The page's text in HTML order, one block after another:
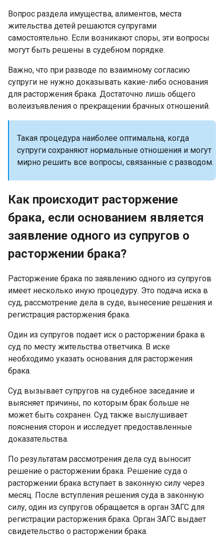
Вопрос раздела имущества, алиментов, места
жительства детей решаются супругами
самостоятельно. Если возникают споры, эти вопросы
могут быть решены в судебном порядке.
Важно, что при разводе по взаимному согласию
супруги не нужно доказывать какие-либо основания
для расторжения брака. Достаточно лишь общего
волеизъявления о прекращении брачных отношений.
Такая процедура наиболее оптимальна, когда
супруги сохраняют нормальные отношения и могут
мирно решить все вопросы, связанные с разводом.
Как происходит расторжение
брака, если основанием является
заявление одного из супругов о
расторжении брака?
Расторжение брака по заявлению одного из супругов
имеет несколько иную процедуру. Это подача иска в
суд, рассмотрение дела в суде, вынесение решения и
регистрация расторжения брака.
Один из супругов подает иск о расторжении брака в
суд по месту жительства ответчика. В иске
необходимо указать основания для расторжения
брака.
Суд вызывает супругов на судебное заседание и
выясняет причины, по которым брак больше не
может быть сохранен. Суд также выслушивает
пояснения сторон и исследует предоставленные
доказательства.
По результатам рассмотрения дела суд выносит
решение о расторжении брака. Решение суда о
расторжении брака вступает в законную силу через
месяц. После вступления решения суда в законную
силу, один из супругов обращается в орган ЗАГС для
регистрации расторжения брака. Орган ЗАГС выдает
свидетельство о расторжении брака.